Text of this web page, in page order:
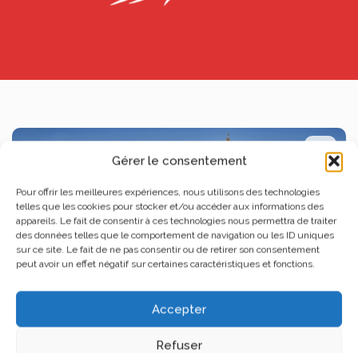
Gérer le consentement
Pour offrir les meilleures expériences, nous utilisons des technologies
telles que les cookies pour stocker et/ou accéder aux informations des
appareils. Le fait de consentir à ces technologies nous permettra de traiter
des données telles que le comportement de navigation ou les ID uniques
sur ce site. Le fait de ne pas consentir ou de retirer son consentement
peut avoir un effet négatif sur certaines caractéristiques et fonctions.
Accepter
Refuser
Standart Blog Post Header Here